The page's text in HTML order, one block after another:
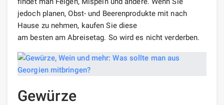
jedoch planen, Obst- und Beerenprodukte mit nach
Hause zu nehmen, kaufen Sie diese
am besten am Abreisetag. So wird es nicht verderben.
Gewürze